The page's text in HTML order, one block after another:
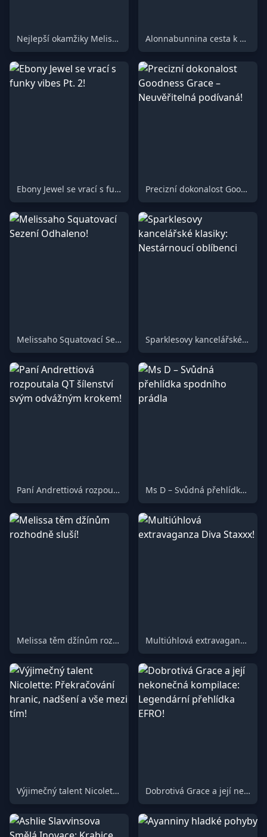
Nejlepší okamžiky Melissy: Legendární kompilace! Alonnabunnina cesta k úlevě: Překonávání nepohodlí!
Ebony Jewel se vrací s funky vibes Pt. 2! Precizní dokonalost Goodness Grace – Neuvěřitelná podívaná!
Melissaho Squatovací Sezení Odhaleno! Sparklesovy kancelářské klasiky: Nestárnoucí oblíbenci
Paní Andrettiová rozpoutala QT šílenství svým odvážným krokem! Ms D – Svůdná přehlídka spodního prádla
Melissa těm džínům rozhodně sluší! Multiúhlová extravaganza Diva Staxxx!
Výjimečný talent Nicolette: Překračování hranic, nadšení a vše mezi tím! Dobrotivá Grace a její nekonečná kompilace: Legendární přehlídka EFRO!